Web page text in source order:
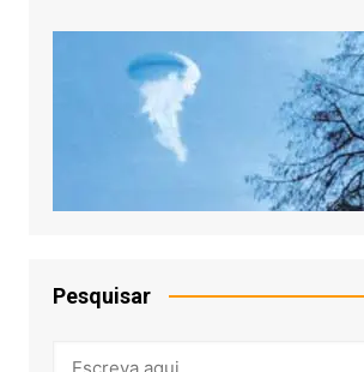
Pesquisar